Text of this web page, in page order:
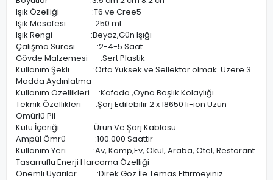
Işık Özelliği :T6 ve Cree5
Işık Mesafesi :250 mt
Işık Rengi :Beyaz,Gün Işığı
Çalışma Süresi :2-4-5 Saat
Gövde Malzemesi :Sert Plastik
Kullanım Şekli :Orta Yüksek ve Sellektör olmak Üzere 3
Modda Aydınlatma
Kullanım Özellikleri :Kafada ,Oyna Başlık Kolaylığı
Teknik Özellikleri :Şarj Edilebilir 2 x 18650 li-ion Uzun
Ömürlü Pil
Kutu İçeriği :Ürün Ve Şarj Kablosu
Ampül Ömrü :100.000 Saattir
Kullanım Yeri :Av, Kamp,Ev, Okul, Araba, Otel, Restorant
Tasarruflu Enerji Harcama Özelliği
Önemli Uyarılar :Direk Göz İle Temas Ettirmeyiniz